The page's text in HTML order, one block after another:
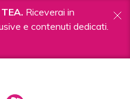
Riceverai in
e contenuti dedicati.